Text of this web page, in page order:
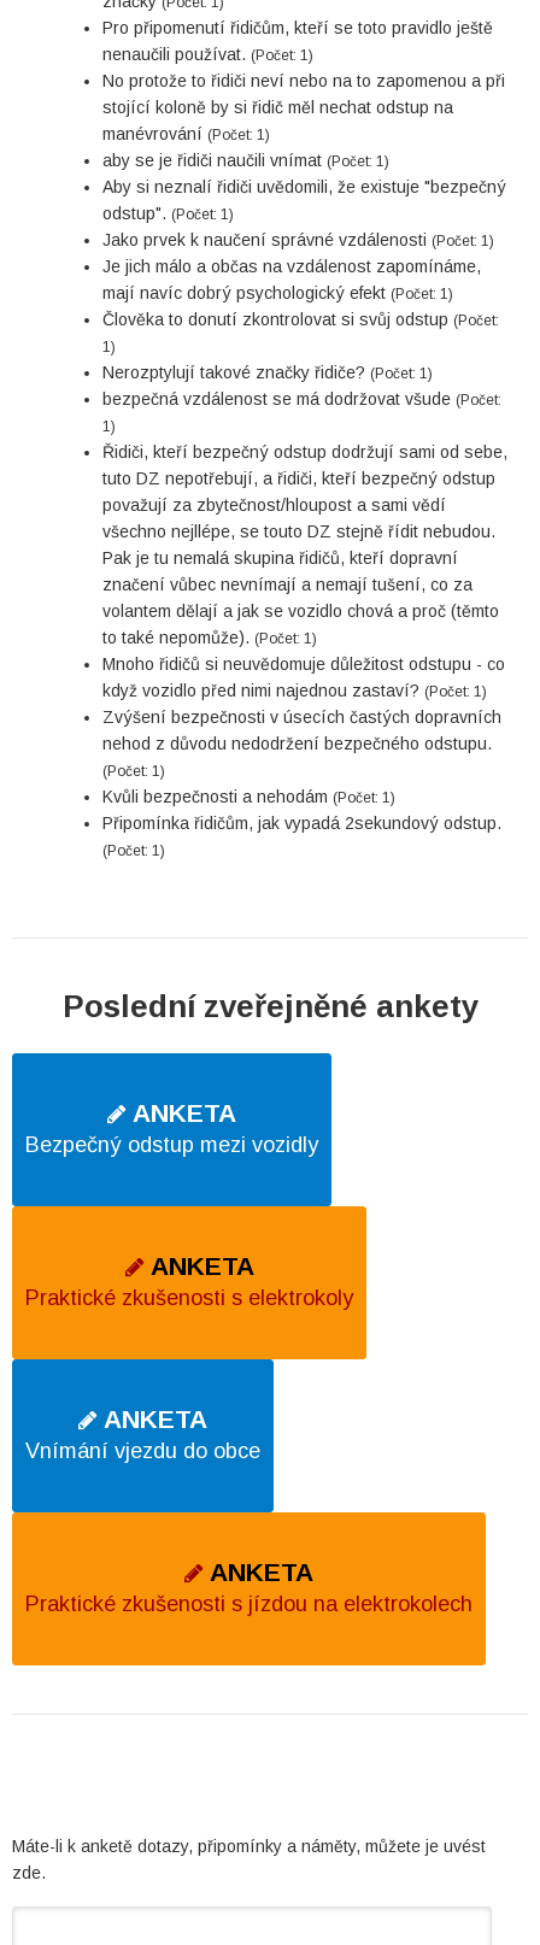
Pro připomenutí řidičům, kteří se toto pravidlo ještě
nenaučili používat. (Počet: 1)
No protože to řidiči neví nebo na to zapomenou a při
stojící koloně by si řidič měl nechat odstup na
manévrování (Počet: 1)
aby se je řidiči naučili vnímat (Počet: 1)
Aby si neznalí řidiči uvědomili, že existuje "bezpečný
odstup". (Počet: 1)
Jako prvek k naučení správné vzdálenosti (Počet: 1)
Je jich málo a občas na vzdálenost zapomínáme,
mají navíc dobrý psychologický efekt (Počet: 1)
Člověka to donutí zkontrolovat si svůj odstup (Počet:
1)
Nerozptylují takové značky řidiče? (Počet: 1)
bezpečná vzdálenost se má dodržovat všude (Počet:
1)
Řidiči, kteří bezpečný odstup dodržují sami od sebe,
tuto DZ nepotřebují, a řidiči, kteří bezpečný odstup
považují za zbytečnost/hloupost a sami vědí
všechno nejllépe, se touto DZ stejně řídit nebudou.
Pak je tu nemalá skupina řidičů, kteří dopravní
značení vůbec nevnímají a nemají tušení, co za
volantem dělají a jak se vozidlo chová a proč (těmto
to také nepomůže). (Počet: 1)
Mnoho řidičů si neuvědomuje důležitost odstupu - co
když vozidlo před nimi najednou zastaví? (Počet: 1)
Zvýšení bezpečnosti v úsecích častých dopravních
nehod z důvodu nedodržení bezpečného odstupu.
(Počet: 1)
Kvůli bezpečnosti a nehodám (Počet: 1)
Připomínka řidičům, jak vypadá 2sekundový odstup.
(Počet: 1)
Poslední zveřejněné ankety
ANKETA
Bezpečný odstup mezi vozidly
ANKETA
Praktické zkušenosti s elektrokoly
ANKETA
Vnímání vjezdu do obce
ANKETA
Praktické zkušenosti s jízdou na elektrokolech
Máte-li k anketě dotazy, připomínky a náměty, můžete je uvést
zde.